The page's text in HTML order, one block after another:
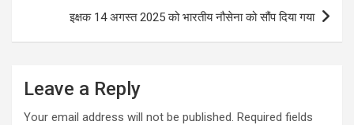
इक्षक 14 अगस्त 2025 को भारतीय नौसेना को सौंप दिया गया
Leave a Reply
Your email address will not be published. Required fields